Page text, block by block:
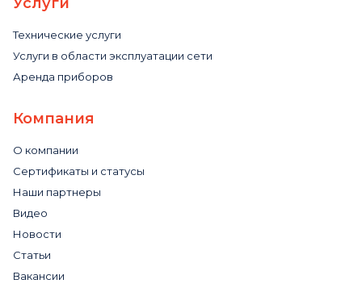
Технические услуги
Услуги в области эксплуатации сети
Аренда приборов
Компания
О компании
Сертификаты и статусы
Наши партнеры
Видео
Новости
Статьи
Вакансии